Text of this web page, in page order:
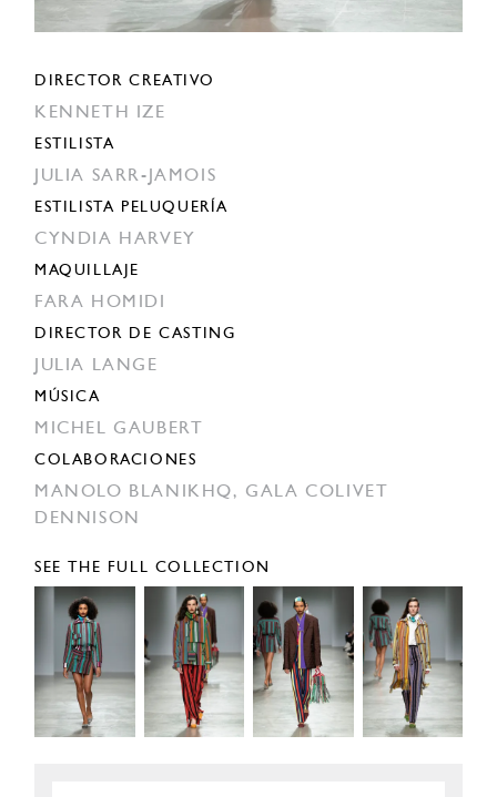
DIRECTOR CREATIVO
KENNETH IZE
ESTILISTA
JULIA SARR-JAMOIS
ESTILISTA PELUQUERÍA
CYNDIA HARVEY
MAQUILLAJE
FARA HOMIDI
DIRECTOR DE CASTING
JULIA LANGE
MÚSICA
MICHEL GAUBERT
COLABORACIONES
MANOLO BLANIKHQ, GALA COLIVET
DENNISON
SEE THE FULL COLLECTION